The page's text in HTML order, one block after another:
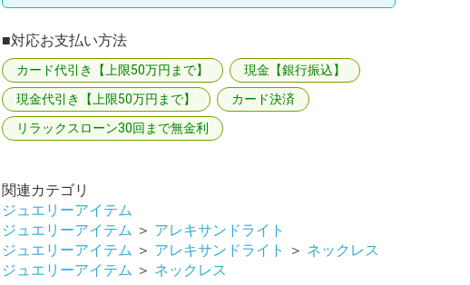
■対応お支払い方法
カード代引き【上限50万円まで】
現金【銀行振込】
現金代引き【上限50万円まで】
カード決済
リラックスローン30回まで無金利
関連カテゴリ
ジュエリーアイテム
ジュエリーアイテム ＞ アレキサンドライト
ジュエリーアイテム ＞ アレキサンドライト ＞ ネックレス
ジュエリーアイテム ＞ ネックレス